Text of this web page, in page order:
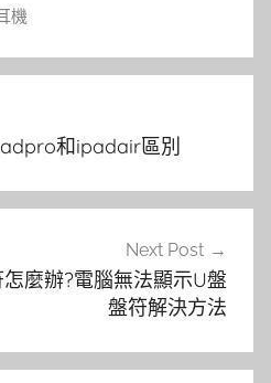
機
和ipadair區別
Next Post
麼辦?電腦無法顯示U盤
盤符解決方法